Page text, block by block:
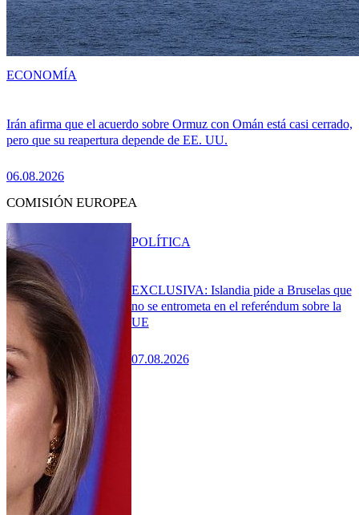
Irán afirma que el acuerdo sobre Ormuz con Omán está casi cerrado,
pero que su reapertura depende de EE. UU.
06.08.2026
ECONOMÍA
COMISIÓN EUROPEA
EXCLUSIVA: Islandia pide a Bruselas que
no se entrometa en el referéndum sobre la
UE
07.08.2026
POLÍTICA